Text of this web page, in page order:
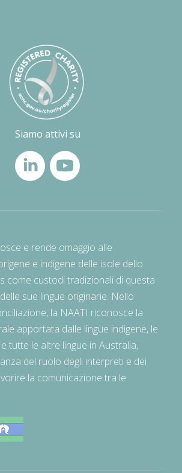
Siamo attivi su
e rende omaggio alle
e indigene delle isole dello
come custodi tradizionali di questa
sue lingue originarie. Nello
la NAATI riconosce la
apportata dalle lingue indigene, le
tutte le altre lingue in Australia,
del ruolo degli interpreti e dei
la comunicazione tra le